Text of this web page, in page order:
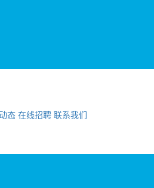
态 在线招聘 联系我们